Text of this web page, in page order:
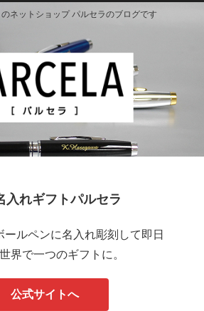
のネットショップ パルセラのブログです
入れギフトパルセラ
ールペンに名入れ彫刻して即日
界で一つのギフトに。
公式サイトへ